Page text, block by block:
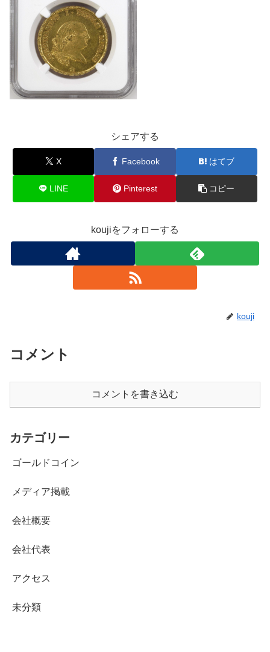
シェアする
X Facebook はてブ
LINE Pinterest コピー
koujiをフォローする
kouji
コメント
コメントを書き込む
カテゴリー
ゴールドコイン
メディア掲載
会社概要
会社代表
アクセス
未分類